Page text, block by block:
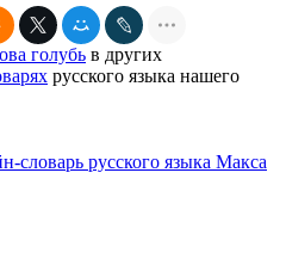
голубь в других
русского языка нашего
словарь русского языка Макса